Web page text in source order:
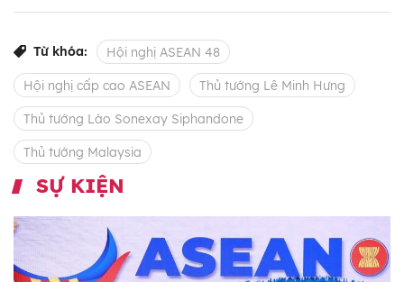
Từ khóa: Hội nghị ASEAN 48
Hội nghị cấp cao ASEAN Thủ tướng Lê Minh Hưng
Thủ tướng Lào Sonexay Siphandone
Thủ tướng Malaysia
SỰ KIỆN